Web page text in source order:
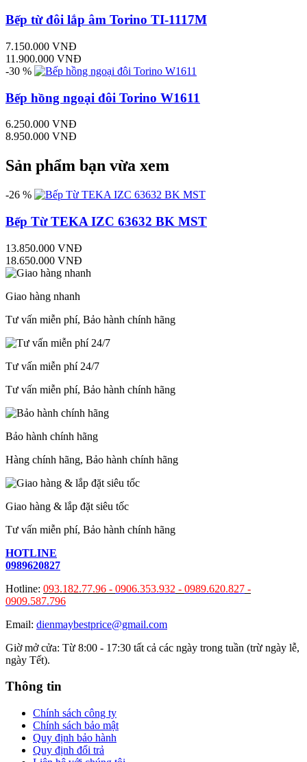
Bếp từ đôi lắp âm Torino TI-1117M
7.150.000 VNĐ
11.900.000 VNĐ
-30 %
Bếp hồng ngoại đôi Torino W1611
6.250.000 VNĐ
8.950.000 VNĐ
Sản phẩm bạn vừa xem
-26 %
Bếp Từ TEKA IZC 63632 BK MST
13.850.000 VNĐ
18.650.000 VNĐ
Giao hàng nhanh
Tư vấn miễn phí, Bảo hành chính hãng
Tư vấn miễn phí 24/7
Tư vấn miễn phí, Bảo hành chính hãng
Bảo hành chính hãng
Hàng chính hãng, Bảo hành chính hãng
Giao hàng & lắp đặt siêu tốc
Tư vấn miễn phí, Bảo hành chính hãng
HOTLINE
0989620827
Hotline: 093.182.77.96 - 0906.353.932 - 0989.620.827 -
0909.587.796
Email: dienmaybestprice@gmail.com
Giờ mở cửa: Từ 8:00 - 17:30 tất cả các ngày trong tuần (trừ ngày lễ,
ngày Tết).
Thông tin
Chính sách công ty
Chính sách bảo mật
Quy định bảo hành
Quy định đổi trả